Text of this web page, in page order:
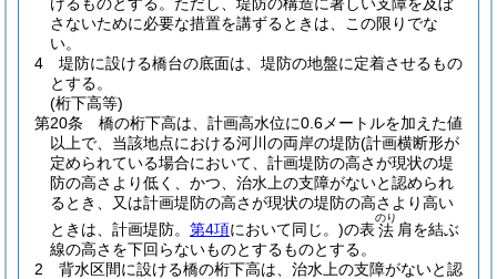
さないために必要な措置を講ずるときは、この限りでな
い。
4
堤防に設ける橋台の底面は、堤防の地盤に定着させるもの
とする。
(桁下高等)
第20条
橋の桁下高は、計画高水位に0.6メートルを加えた値
以上で、当該地点における河川の両岸の堤防(計画横断形が
定められている場合において、計画堤防の高さが現状の堤
防の高さより低く、かつ、治水上の支障がないと認められ
るとき、又は計画堤防の高さが現状の堤防の高さより高い
ときは、計画堤防。 第4項において同じ。)の表法
のり
肩を結ぶ
線の高さを下回らないものとするものとする。
2
背水区間に設ける橋の桁下高は、治水上の支障がないと認